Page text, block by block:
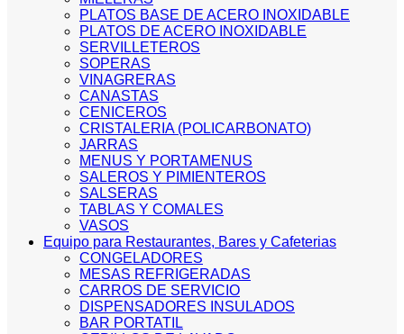
PLATOS BASE DE ACERO INOXIDABLE
PLATOS DE ACERO INOXIDABLE
SERVILLETEROS
SOPERAS
VINAGRERAS
CANASTAS
CENICEROS
CRISTALERIA (POLICARBONATO)
JARRAS
MENUS Y PORTAMENUS
SALEROS Y PIMIENTEROS
SALSERAS
TABLAS Y COMALES
VASOS
Equipo para Restaurantes, Bares y Cafeterias
CONGELADORES
MESAS REFRIGERADAS
CARROS DE SERVICIO
DISPENSADORES INSULADOS
BAR PORTATIL